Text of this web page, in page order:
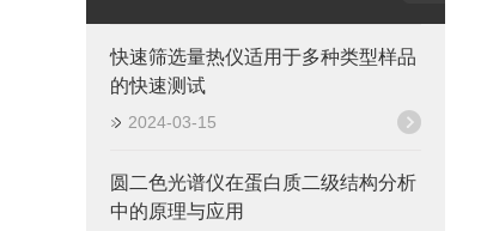
快速筛选量热仪适用于多种类型样品
的快速测试
2024-03-15
圆二色光谱仪在蛋白质二级结构分析
中的原理与应用